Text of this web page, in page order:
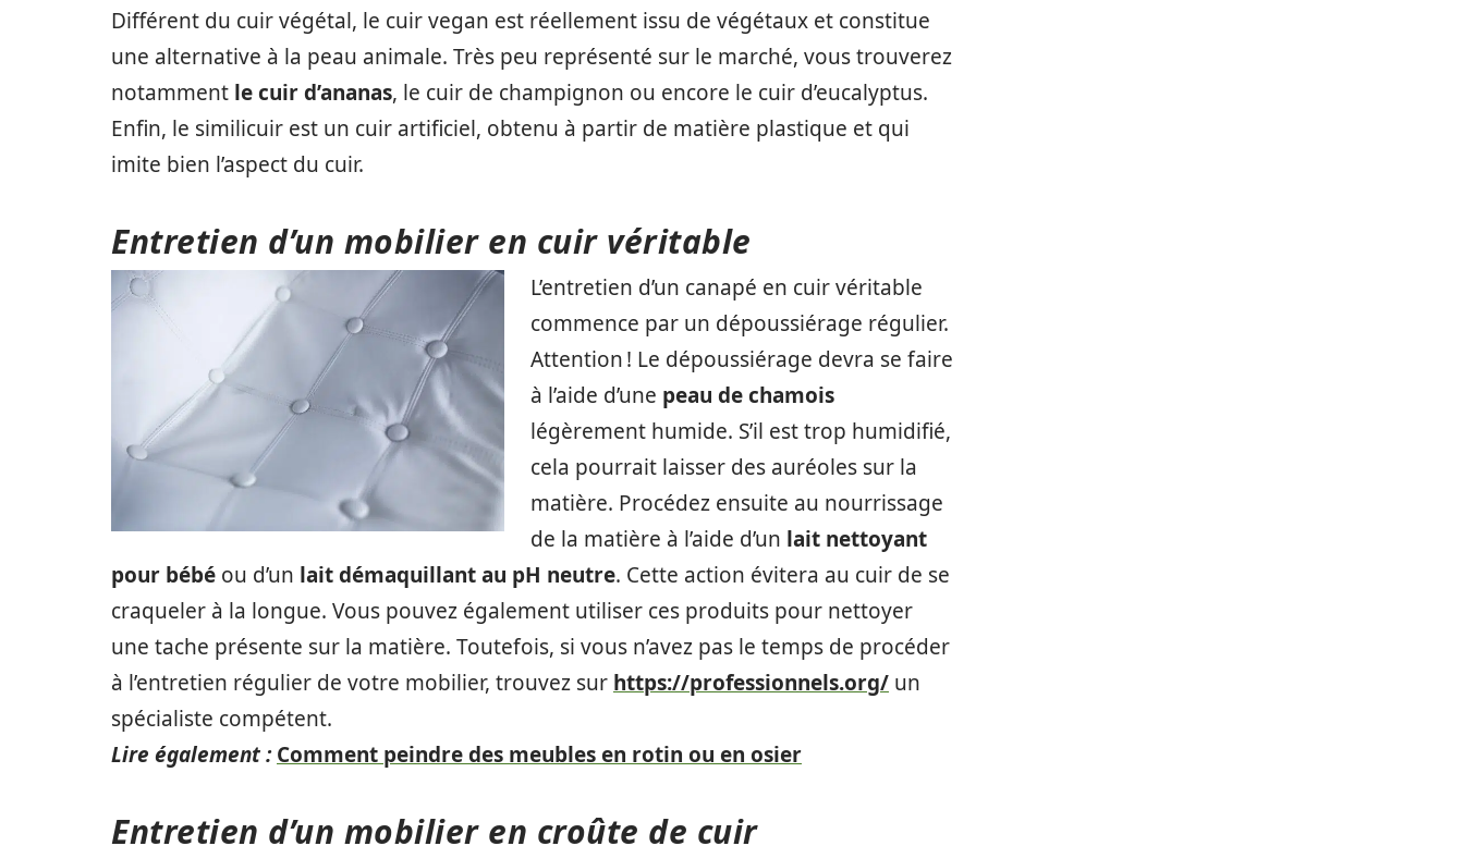
Différent du cuir végétal, le cuir vegan est réellement issu de végétaux et constitue
une alternative à la peau animale. Très peu représenté sur le marché, vous trouverez
notamment le cuir d’ananas, le cuir de champignon ou encore le cuir d’eucalyptus.
Enfin, le similicuir est un cuir artificiel, obtenu à partir de matière plastique et qui
imite bien l’aspect du cuir.
Entretien d’un mobilier en cuir véritable
L’entretien d’un canapé en cuir véritable
commence par un dépoussiérage régulier.
Attention ! Le dépoussiérage devra se faire
à l’aide d’une peau de chamois
légèrement humide. S’il est trop humidifié,
cela pourrait laisser des auréoles sur la
matière. Procédez ensuite au nourrissage
de la matière à l’aide d’un lait nettoyant
pour bébé ou d’un lait démaquillant au pH neutre. Cette action évitera au cuir de se
craqueler à la longue. Vous pouvez également utiliser ces produits pour nettoyer
une tache présente sur la matière. Toutefois, si vous n’avez pas le temps de procéder
à l’entretien régulier de votre mobilier, trouvez sur https://professionnels.org/ un
spécialiste compétent.
Lire également : Comment peindre des meubles en rotin ou en osier
Entretien d’un mobilier en croûte de cuir